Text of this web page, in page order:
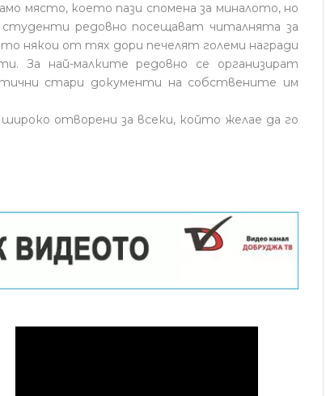
място, което пази спомена за миналото, но
редовно посещават читалнята за
някои от тях дори печелят големи награди
За най-малките редовно се организират
стари документи на собствените им
отворени за всеки, който желае да го